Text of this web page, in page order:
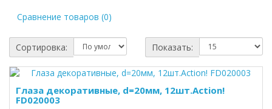
Сравнение товаров (0)
Сортировка: Показать:
Глаза декоративные, d=20мм, 12шт.Action!
FD020003